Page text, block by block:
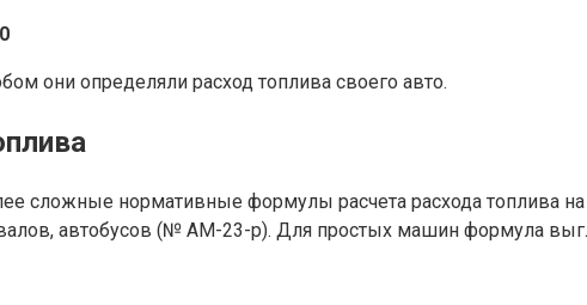
они определяли расход топлива своего авто.
сложные нормативные формулы расчета расхода топлива
автобусов (№ АМ-23-р). Для простых машин формула